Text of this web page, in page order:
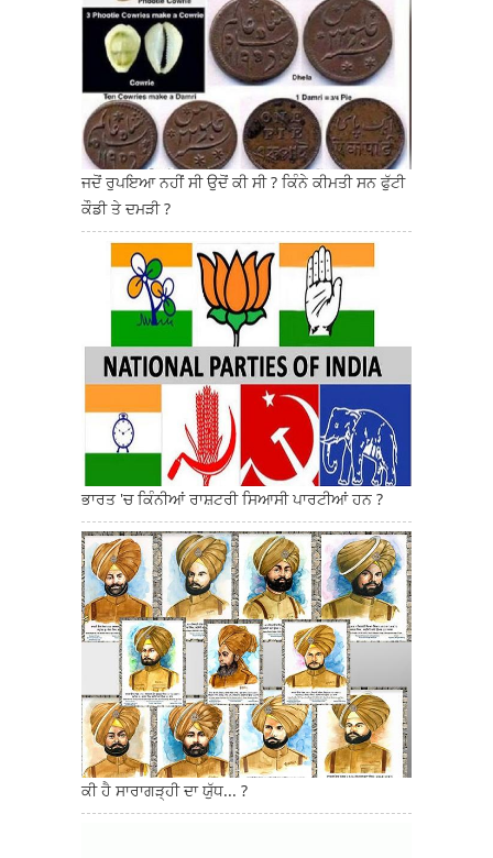
ਜਦੋਂ ਰੁਪਇਆ ਨਹੀਂ ਸੀ ਉਦੋਂ ਕੀ ਸੀ ? ਕਿੰਨੇ ਕੀਮਤੀ ਸਨ ਫੁੱਟੀ
ਕੌਡੀ ਤੇ ਦਮੜੀ ?
ਭਾਰਤ 'ਚ ਕਿੰਨੀਆਂ ਰਾਸ਼ਟਰੀ ਸਿਆਸੀ ਪਾਰਟੀਆਂ ਹਨ ?
ਕੀ ਹੈ ਸਾਰਾਗੜ੍ਹੀ ਦਾ ਯੁੱਧ... ?